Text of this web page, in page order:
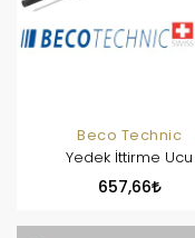
Beco Technic
Yedek İttirme Ucu
657,66